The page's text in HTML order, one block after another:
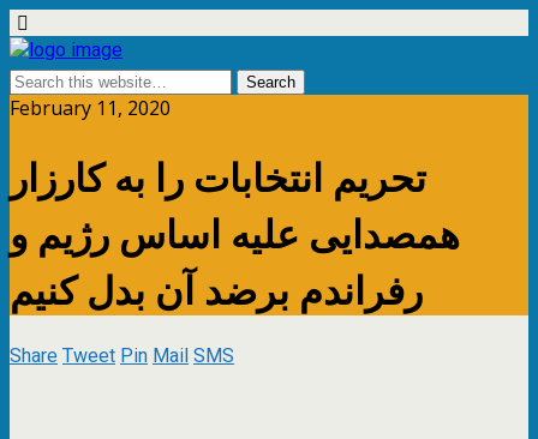
February 11, 2020
تحریم انتخابات را به کارزار
همصدایی علیه اساس رژیم و
رفراندم برضد آن بدل کنیم
ShareTweetPinMailSMS